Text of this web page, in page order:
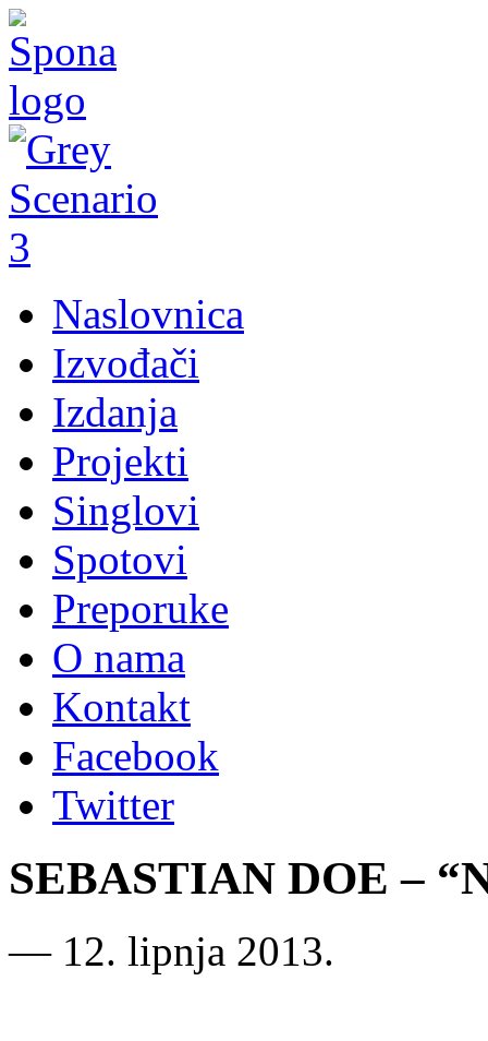
Naslovnica
Izvođači
Izdanja
Projekti
Singlovi
Spotovi
Preporuke
O nama
Kontakt
Facebook
Twitter
SEBASTIAN DOE –
― 12. lipnja 2013.